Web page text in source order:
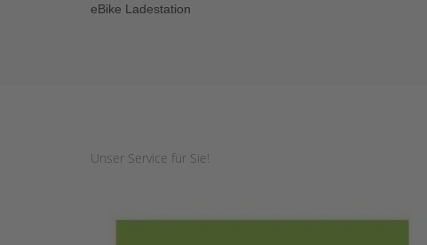
eBike Ladestation
Unser Service für Sie!